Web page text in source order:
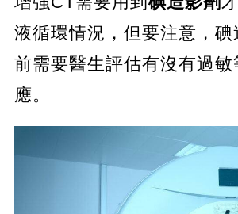
液循環情況，但要注意，碘
前需要醫生評估有沒有過敏
應。